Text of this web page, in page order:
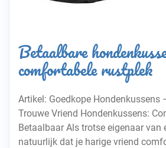
Betaalbare
comfortabele rustplek
Artikel: Goedkope Hondenkussens
Trouwe Vriend Hondenkussens:
Betaalbaar Als trotse eigenaar van
natuurlijk dat je harige vriend